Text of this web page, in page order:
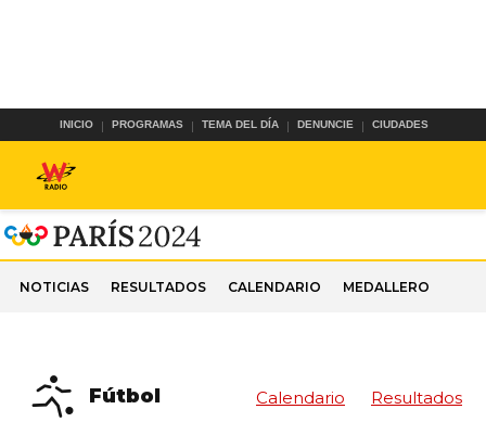
INICIO PROGRAMAS TEMA DEL DÍA DENUNCIE CIUDADES
NOTICIAS RESULTADOS CALENDARIO MEDALLERO
Fútbol Calendario Resultados